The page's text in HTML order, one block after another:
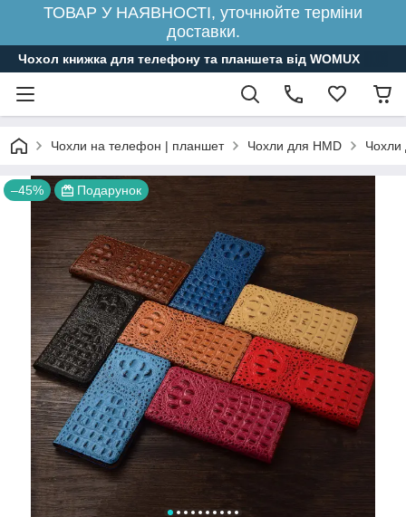
ТОВАР У НАЯВНОСТІ, уточнюйте терміни
доставки.
Чохол книжка для телефону та планшета від WOMUX
Чохли на телефон | планшет Чохли для HMD Чохли
–45% Подарунок